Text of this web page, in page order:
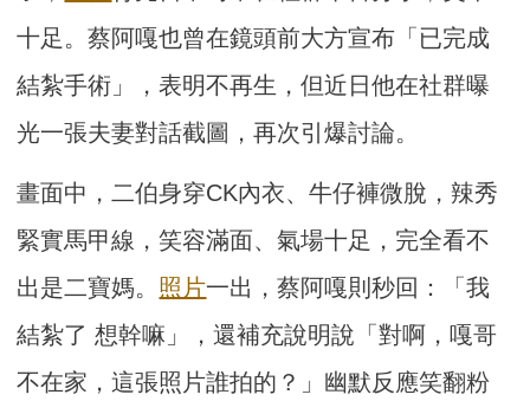
十足。蔡阿嘎也曾在鏡頭前大方宣布「已完成
結紮手術」，表明不再生，但近日他在社群曝
光一張夫妻對話截圖，再次引爆討論。
畫面中，二伯身穿CK內衣、牛仔褲微脫，辣秀
緊實馬甲線，笑容滿面、氣場十足，完全看不
出是二寶媽。 照片一出，蔡阿嘎則秒回：「我
結紮了 想幹嘛」，還補充說明說「對啊，嘎哥
不在家，這張照片誰拍的？」幽默反應笑翻粉